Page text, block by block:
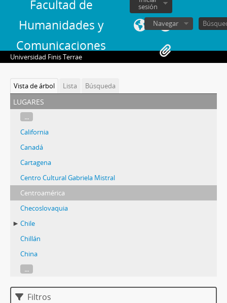
Facultad de
Humanidades y
Comunicaciones
sesión
Navegar
Universidad Finis Terrae
Vista de árbol Lista Búsqueda
lugares
...
California
Canadá
Cartagena
Centro Cultural Gabriela Mistral
Centroamérica
Checoslovaquia
Chile
Chillán
China
...
Filtros